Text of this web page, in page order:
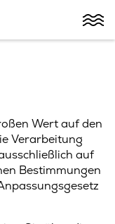
Wert auf den
Verarbeitung
auf
Bestimmungen